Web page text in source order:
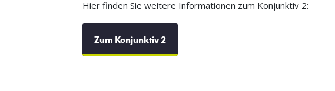
Hier finden Sie weitere Informationen zum Konjunktiv 2:
Zum Konjunktiv 2